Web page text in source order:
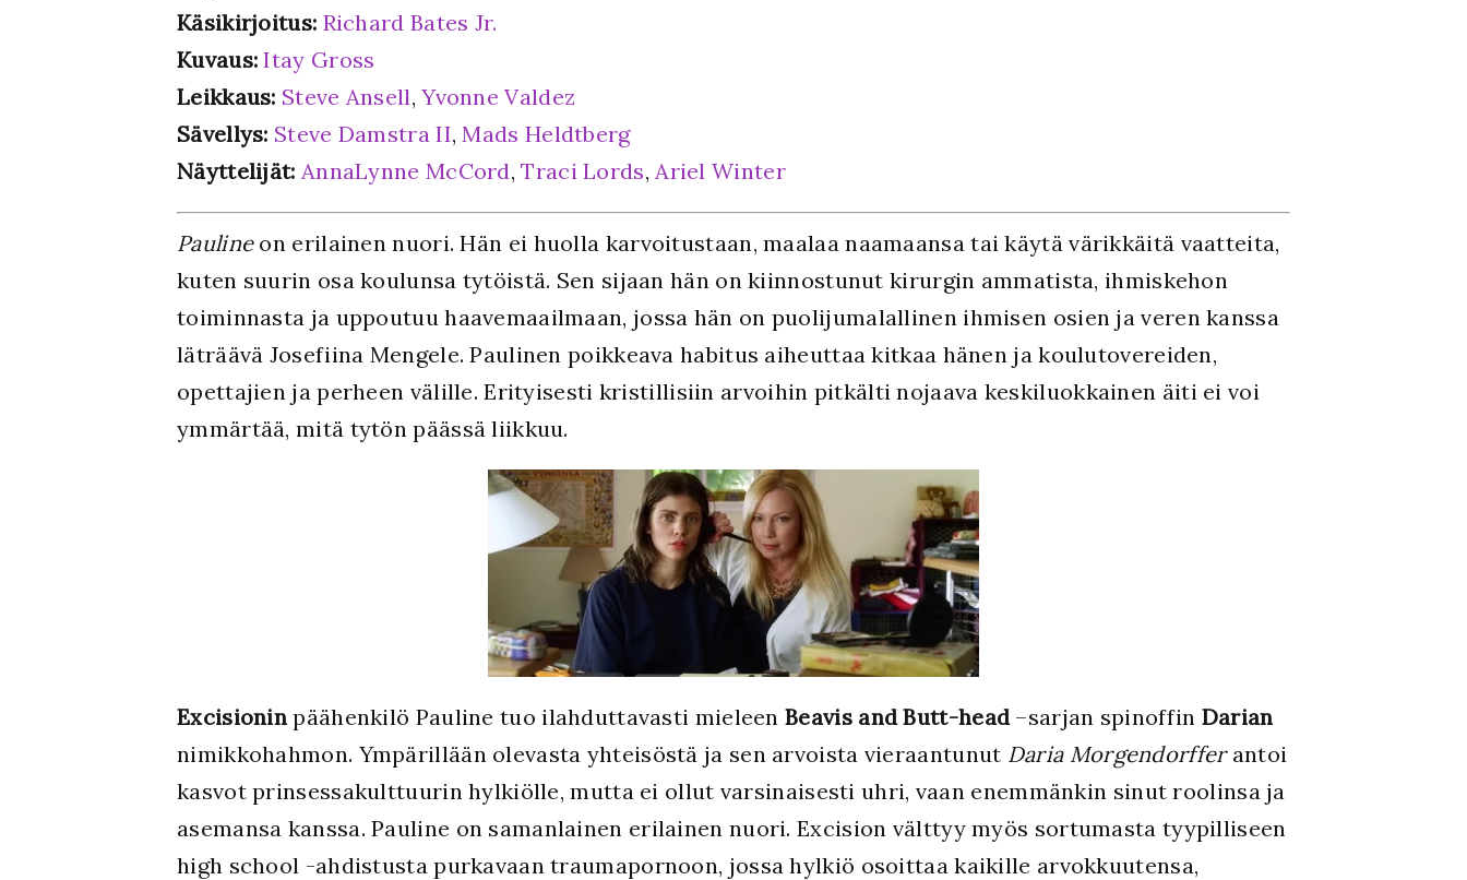
Käsikirjoitus: Richard Bates Jr.
Kuvaus: Itay Gross
Leikkaus: Steve Ansell,Yvonne Valdez
Sävellys: Steve Damstra II, Mads Heldtberg
Näyttelijät: AnnaLynne McCord,Traci Lords, Ariel Winter
Paulineon erilainen nuori. Hän ei huolla karvoitustaan, maalaa naamaansa tai käytä värikkäitä vaatteita,
kuten suurin osa koulunsa tytöistä. Sen sijaan hän on kiinnostunut kirurgin ammatista, ihmiskehon
toiminnasta ja uppoutuu haavemaailmaan, jossa hän on puolijumalallinen ihmisen osien ja veren kanssa
läträävä Josefiina Mengele. Paulinen poikkeava habitus aiheuttaa kitkaa hänen ja koulutovereiden,
opettajien ja perheen välille. Erityisesti kristillisiin arvoihin pitkälti nojaava keskiluokkainen äiti ei voi
ymmärtää, mitä tytön päässä liikkuu.
Excisionin päähenkilö Pauline tuo ilahduttavasti mieleenBeavis and Butt-head–sarjan spinoffin Darian
nimikkohahmon. Ympärillään olevasta yhteisöstä ja sen arvoista vieraantunut Daria Morgendorfferantoi
kasvot prinsessakulttuurin hylkiölle, mutta ei ollut varsinaisesti uhri, vaan enemmänkin sinut roolinsa ja
asemansa kanssa. Pauline on samanlainen erilainen nuori. Excision välttyy myös sortumasta tyypilliseen
high school -ahdistusta purkavaan traumapornoon, jossa hylkiö osoittaa kaikille arvokkuutensa,